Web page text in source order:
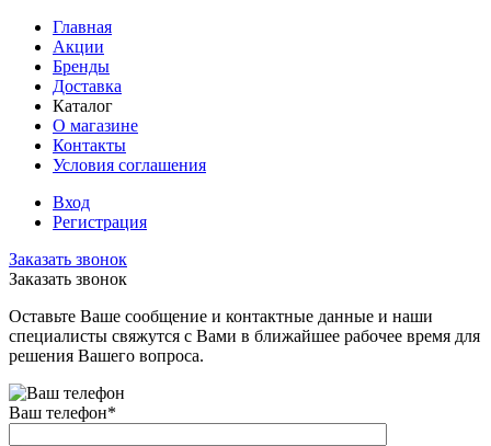
Главная
Акции
Бренды
Доставка
Каталог
О магазине
Контакты
Условия соглашения
Вход
Регистрация
Заказать звонок
Заказать звонок
Оставьте Ваше сообщение и контактные данные и наши
специалисты свяжутся с Вами в ближайшее рабочее время для
решения Вашего вопроса.
Ваш телефон*